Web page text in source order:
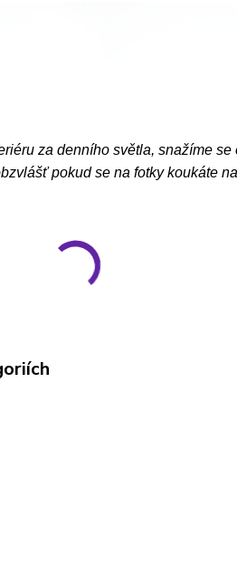
za denního světla, snažíme
pokud se na fotky koukáte